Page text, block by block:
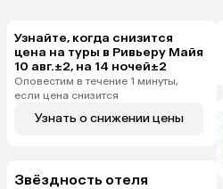
Узнайте, когда снизится
цена на туры в Ривьеру Майя
10 авг.±2, на 14 ночей±2
Оповестим в течение 1 минуты,
если цена снизится
Узнать о снижении цены
Звёздность отеля